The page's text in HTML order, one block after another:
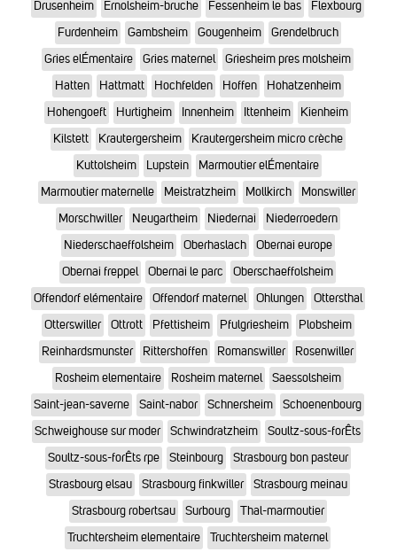
Drusenheim
Ernolsheim-bruche Fessenheim le bas
Flexbourg
Furdenheim
Gambsheim Gougenheim
Grendelbruch
Gries elÉmentaire
Gries maternel
Griesheim pres molsheim
Hatten
Hattmatt Hochfelden Hoffen
Hohatzenheim
Hohengoeft
Hurtigheim Innenheim Ittenheim
Kienheim
Kilstett
Krautergersheim
Krautergersheim micro crèche
Kuttolsheim
Lupstein
Marmoutier elÉmentaire
Marmoutier maternelle
Meistratzheim Mollkirch
Monswiller
Morschwiller
Neugartheim Niedernai
Niederroedern
Niederschaeffolsheim
Oberhaslach
Obernai europe
Obernai freppel
Obernai le parc
Oberschaeffolsheim
Offendorf elémentaire
Offendorf maternel Ohlungen
Ottersthal
Otterswiller
Ottrott Pfettisheim Pfulgriesheim
Plobsheim
Reinhardsmunster
Rittershoffen Romanswiller
Rosenwiller
Rosheim elementaire
Rosheim maternel
Saessolsheim
Saint-jean-saverne
Saint-nabor Schnersheim
Schoenenbourg
Schweighouse sur moder
Schwindratzheim
Soultz-sous-forÊts
Soultz-sous-forÊts rpe
Steinbourg
Strasbourg bon pasteur
Strasbourg elsau
Strasbourg finkwiller
Strasbourg meinau
Strasbourg robertsau
Surbourg
Thal-marmoutier
Truchtersheim elementaire
Truchtersheim maternel